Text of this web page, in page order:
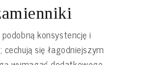
konsystencję i
się łagodniejszym